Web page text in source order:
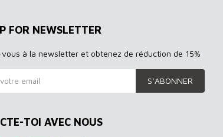
FOR NEWSLETTER
à la newsletter et obtenez de réduction de 15%
S’ABONNER
TOI AVEC NOUS